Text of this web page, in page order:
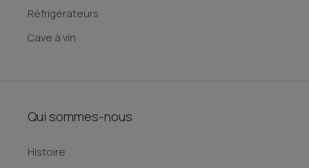
Réfrigérateurs
Cave à vin
Qui sommes-nous
Histoire